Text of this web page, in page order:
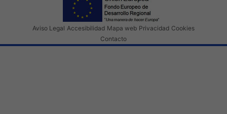
Aviso Legal Accesibilidad Mapa web Privacidad Cookies
Contacto